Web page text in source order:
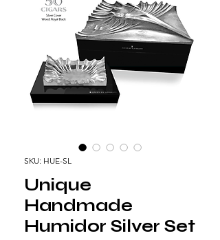
SKU: HUE-SL
Unique
Handmade
Humidor Silver Set